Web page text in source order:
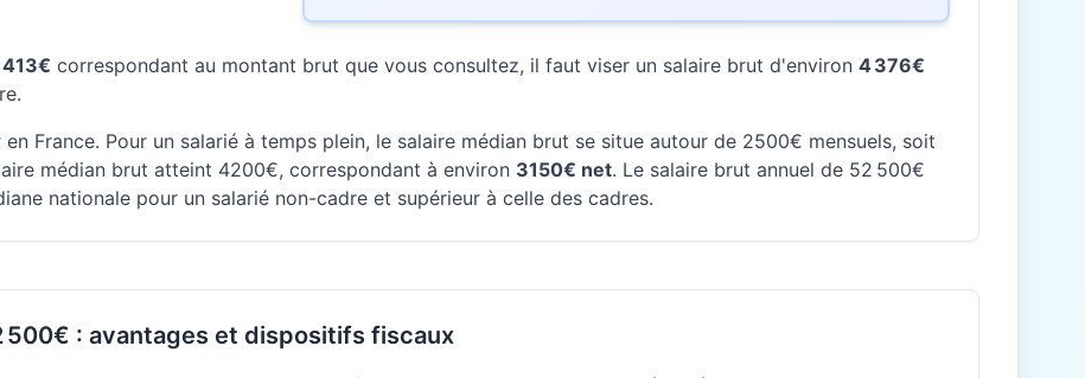
correspondant au montant brut que vous consultez, il faut viser un salaire brut d'environ 4 376€
France. Pour un salarié à temps plein, le salaire médian brut se situe autour de 2500€ mensuels, soit
médian brut atteint 4200€, correspondant à environ 3150€ net. Le salaire brut annuel de 52 500€
nationale pour un salarié non-cadre et supérieur à celle des cadres.
: avantages et dispositifs fiscaux